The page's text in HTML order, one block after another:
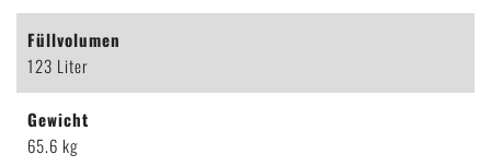
Füllvolumen
123 Liter
Gewicht
65.6 kg